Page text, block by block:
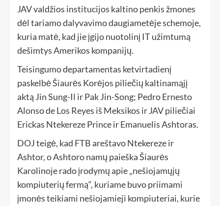
JAV valdžios institucijos kaltino penkis žmones
dėl tariamo dalyvavimo daugiametėje schemoje,
kuria matė, kad jie įgijo nuotolinį IT užimtumą
dešimtys Amerikos kompanijų.
Teisingumo departamentas ketvirtadienį
paskelbė Šiaurės Korėjos piliečių kaltinamąjį
aktą Jin Sung-Il ir Pak Jin-Song; Pedro Ernesto
Alonso de Los Reyes iš Meksikos ir JAV piliečiai
Erickas Ntekereze Prince ir Emanuelis Ashtoras.
DOJ teigė, kad FTB areštavo Ntekereze ir
Ashtor, o Ashtoro namų paieška Šiaurės
Karolinoje rado įrodymų apie „nešiojamųjų
kompiuterių fermą“, kuriame buvo priimami
įmonės teikiami nešiojamieji kompiuteriai, kurie